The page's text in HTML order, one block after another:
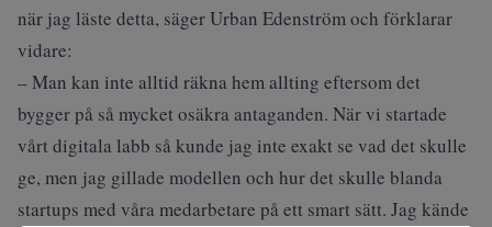
när jag läste detta, säger Urban Edenström och förklarar
vidare:
– Man kan inte alltid räkna hem allting eftersom det
bygger på så mycket osäkra antaganden. När vi startade
vårt digitala labb så kunde jag inte exakt se vad det skulle
ge, men jag gillade modellen och hur det skulle blanda
startups med våra medarbetare på ett smart sätt. Jag kände